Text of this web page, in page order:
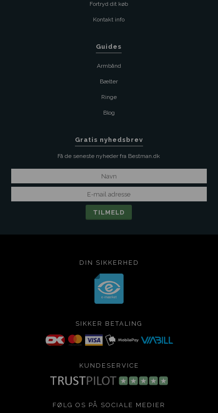
Fortryd dit køb
Kontakt info
Guides
Armbånd
Bælter
Ringe
Blog
Gratis nyhedsbrev
Få de seneste nyheder fra Bestman.dk
DIN SIKKERHED
SIKKER BETALING
KUNDESERVICE
FØLG OS PÅ SOCIALE MEDIER